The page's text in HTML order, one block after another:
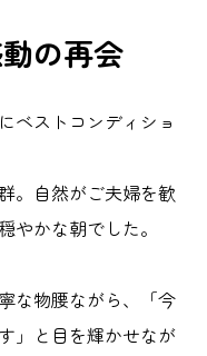
の再会
ベストコンディショ
。自然がご夫婦を歓
やかな朝でした。
な物腰ながら、「今
」と目を輝かせなが